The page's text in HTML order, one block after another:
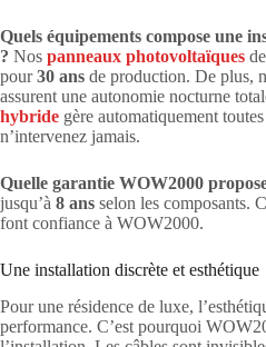
Quels équipements compose une
? Nos panneaux photovoltaïques
pour30 ans de production. De plus,
assurent une autonomie nocturne
hybride gère automatiquement
n’intervenez jamais.
Quelle garantie WOW2000
jusqu’à 8 ans selon les composants.
font confiance à WOW2000.
Une installation discrète et esthétique
Pour une résidence de luxe,
performance. C’est pourquoi